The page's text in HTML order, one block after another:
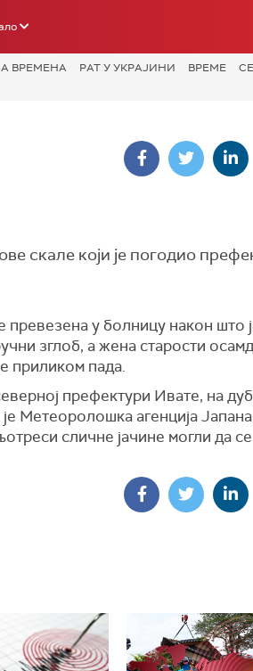
ВРЕМЕНА РАТ У УКРАЈИНИ ВРЕМЕ
скале који је погодио
превезена у болницу након што
зглоб, а жена старости
приликом пада.
префектури Ивате, на
Метеоролошка агенција
сличне јачине могли да се